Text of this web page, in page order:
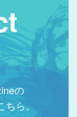
の
ら。